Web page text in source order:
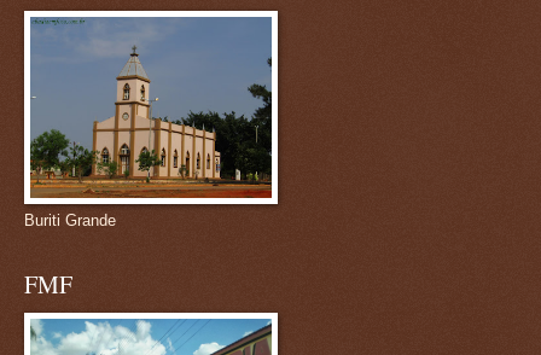
Buriti Grande
FMF